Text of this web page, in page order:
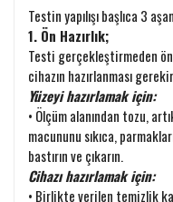
Testin yapılışı başlıca 3
1. Ön Hazırlık;
Testi gerçekleştirmeden
cihazın hazırlanması
Yüzeyi hazırlamak için:
• Ölçüm alanından tozu,
macununu sıkıca,
bastırın ve çıkarın.
Cihazı hazırlamak için:
• Birlikte verilen temizlik